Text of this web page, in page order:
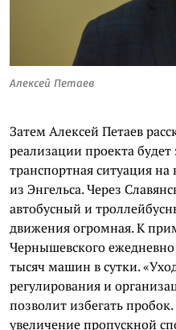
Алексей Петаев
Затем Алексей Петаев
реализации проекта
транспортная ситуация на
из Энгельса. Через
автобусный и
движения огромная. К
Чернышевского
тысяч машин в сутки.
регулирования и
позволит избегать
увеличение пропускной